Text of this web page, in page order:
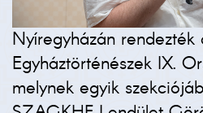
Nyíregyházán rendezték
Egyháztörténészek IX.
melynek egyik